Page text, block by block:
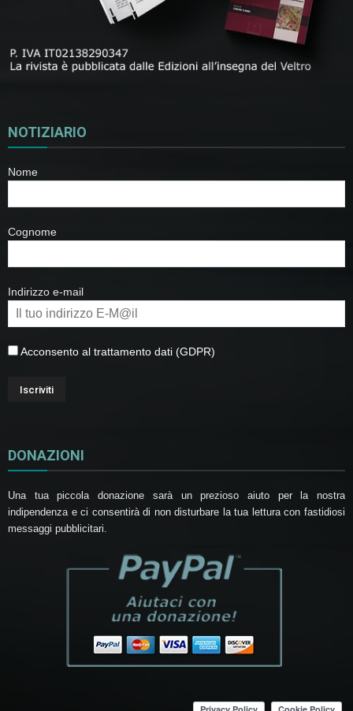
NOTIZIARIO
Nome
Cognome
Indirizzo e-mail
Acconsento al trattamento dati (GDPR)
DONAZIONI
Una tua piccola donazione sarà un prezioso aiuto per la nostra
indipendenza e ci consentirà di non disturbare la tua lettura con fastidiosi
messaggi pubblicitari.